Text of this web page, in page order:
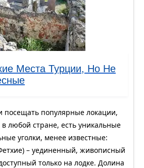
Места Турции, Но Не
посещать популярные локации,
любой стране, есть уникальные
уголки, менее известные:
– уединенный, живописный
только на лодке. Долина